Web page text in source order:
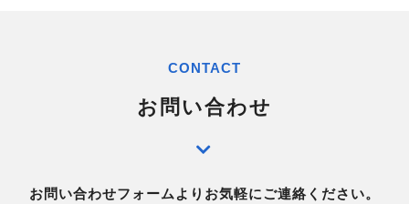
CONTACT
お問い合わせ
お問い合わせフォームよりお気軽にご連絡ください。